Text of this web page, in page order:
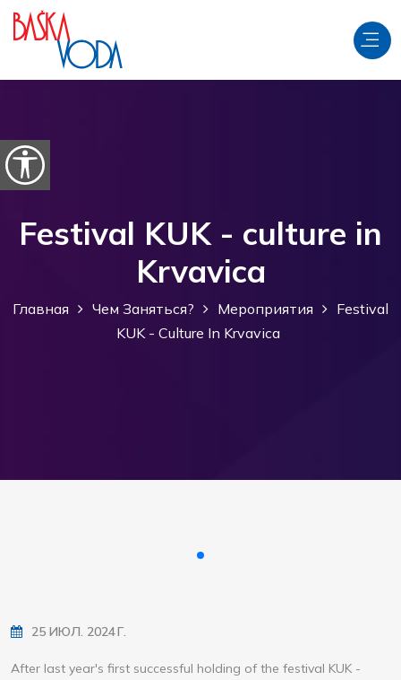
перейти к содержанию
Откройте параметры доступности
Festival KUK - culture in
Krvavica
Главная Чем Заняться? Мероприятия
Festival
KUK - Culture In Krvavica
25 ИЮЛ. 2024 Г.
After last year's first successful holding of the festival KUK -